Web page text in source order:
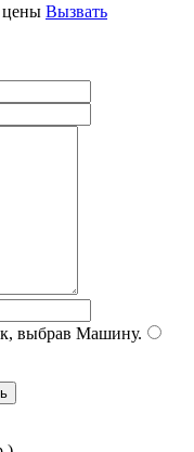
цены Вызвать
выбрав Машину.